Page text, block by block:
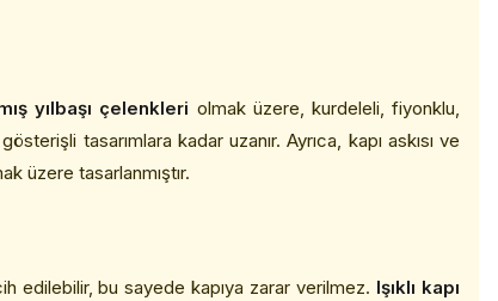
yılbaşı çelenkleri olmak üzere, kurdeleli, fiyonklu,
tasarımlara kadar uzanır. Ayrıca, kapı askısı ve
üzere tasarlanmıştır.
edilebilir, bu sayede kapıya zarar verilmez. Işıklı kapı